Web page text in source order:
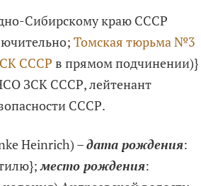
Сибирскому краю СССР
Томская тюрьма №3
СССР в прямом подчинении)}
ЗСК СССР, лейтенант
СССР.
Heinrich) –дата рождения:
место рождения: